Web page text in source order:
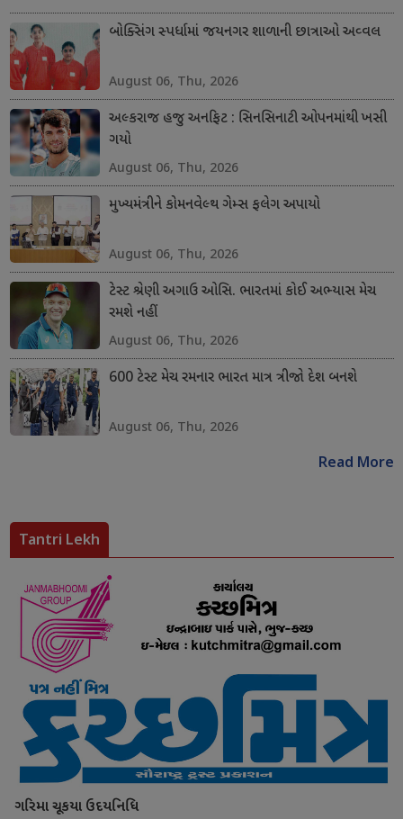
બોક્સિંગ સ્પર્ધામાં જયનગર શાળાની છાત્રાઓ અવ્વલ
August 06, Thu, 2026
અલ્કરાજ હજુ અનફિટ : સિનસિનાટી ઓપનમાંથી ખસી
ગયો
August 06, Thu, 2026
મુખ્યમંત્રીને કોમનવેલ્થ ગેમ્સ ફલેગ અપાયો
August 06, Thu, 2026
ટેસ્ટ શ્રેણી અગાઉ ઓસિ. ભારતમાં કોઈ અભ્યાસ મેચ
રમશે નહીં
August 06, Thu, 2026
600 ટેસ્ટ મેચ રમનાર ભારત માત્ર ત્રીજો દેશ બનશે
August 06, Thu, 2026
Read More
Tantri Lekh
ગરિમા ચૂકયા ઉદયનિધિ